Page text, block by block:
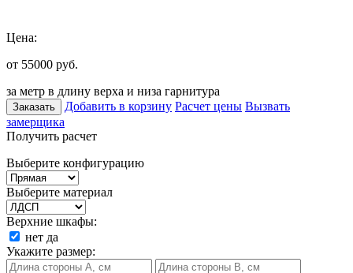
Цена:
от 55000 руб.
за метр в длину верха и низа гарнитура
Заказать Добавить в корзину Расчет цены Вызвать
замерщика
Получить расчет
Выберите конфигурацию
Выберите материал
Верхние шкафы:
нет да
Укажите размер: